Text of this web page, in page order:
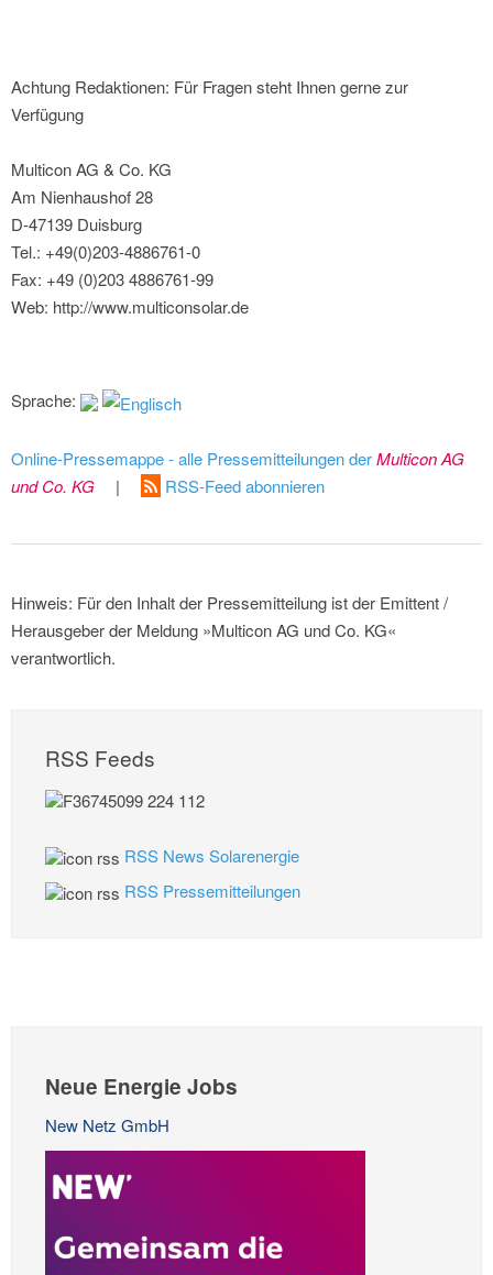
Achtung Redaktionen: Für Fragen steht Ihnen gerne zur
Verfügung
Multicon AG & Co. KG
Am Nienhaushof 28
D-47139 Duisburg
Tel.: +49(0)203-4886761-0
Fax: +49 (0)203 4886761-99
Web: http://www.multiconsolar.de
Sprache:
Online-Pressemappe - alle Pressemitteilungen derMulticon AG
und Co. KG
| RSS-Feed abonnieren
Hinweis: Für den Inhalt der Pressemitteilung ist der Emittent /
Herausgeber der Meldung »Multicon AG und Co. KG«
verantwortlich.
RSS Feeds
RSS News Solarenergie
RSS Pressemitteilungen
Neue Energie Jobs
New Netz GmbH